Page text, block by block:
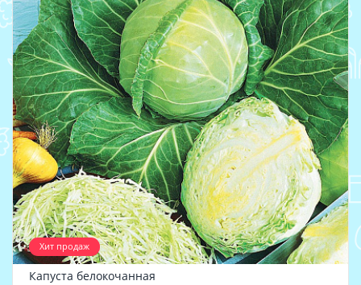
Хит продаж
Капуста белокочанная